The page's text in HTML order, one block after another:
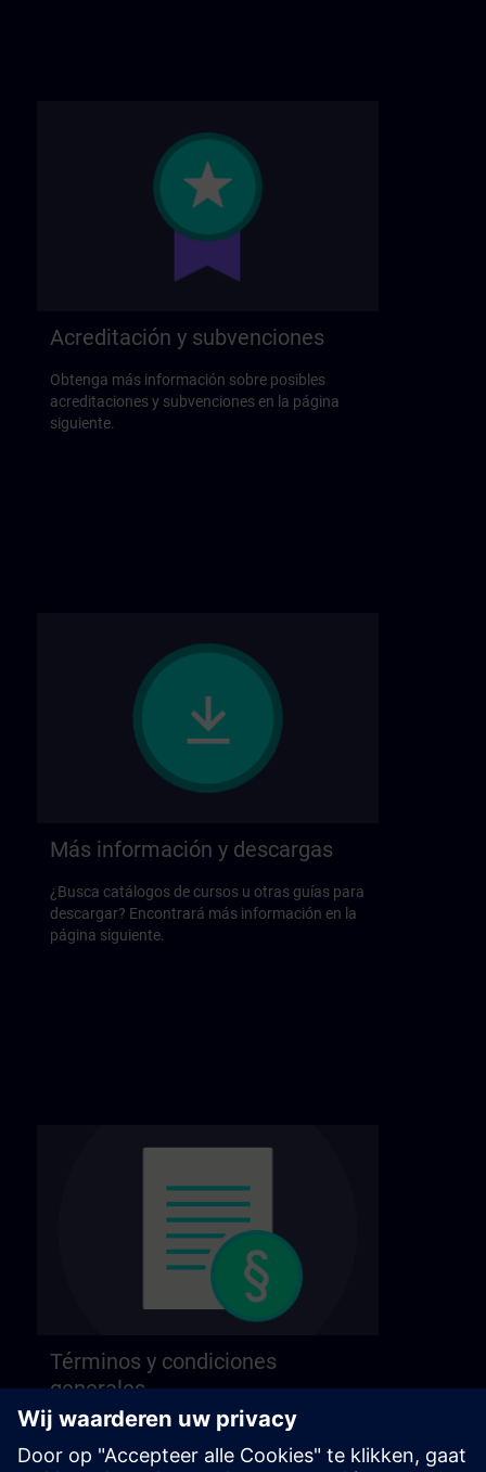
Acreditación y subvenciones
Obtenga más información sobre posibles
acreditaciones y subvenciones en la página
siguiente.
Más información y descargas
¿Busca catálogos de cursos u otras guías para
descargar? Encontrará más información en la
página siguiente.
Términos y condiciones
generales
Consulte nuestros términos y condiciones
generales en la página siguiente.